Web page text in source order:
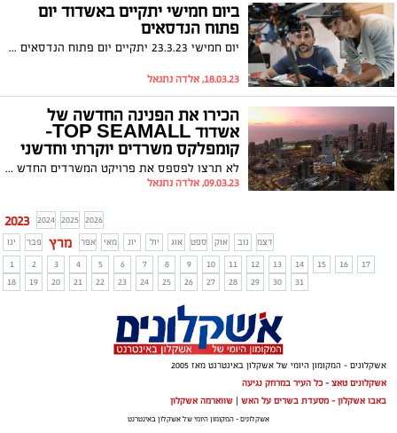
ביום חמישי יתקיים באשדוד יום
פתוח הנדסאים
יום חמישי 23.3.23 יתקיים יום פתוח הנדסאים במכללה למנהל אשדוד למגוון מסלולי לימוד
18.03.23, אלדה נתנאל
הכירו את הפנינה החדשה של
אשדוד TOP SEAMALL-
קומפלקס משרדים יוקרתי וחדשני
עם נוף מרהיב לים
לא תרצו לפספס את פרויקט המשרדים החדש של קניון סימול. קבוצת JTLV בימים אלו החלה את בניית פרויקט TOP SEAMALL היוקרתי פרויקט משרדים להשכרה בלב העיר אשדוד, שמציב סטנדרטים חדשים לנדל"ן בישראל, הכניסה ב2024
09.03.23, אלדה נתנאל
2023 2024 2025 2026
ינו
פבר מרץ אפר מאי יונ יול אוג ספט אוק נוב
דצמ
1
2 3 4 5 6 7 8 9 10 11 12 13 14 15 16
17
18
19 20 21 22 23 24 25 26 27 28 29 30 31
אשקלונים - המקומון היומי של אשקלון באינטרנט מאז 2005
אשקלונים טאצ - כל העיר במרחק נגיעה
באבו אשקלון - מסעדת בשרים על האש | שווארמה אשקלון
אשקלונים - המקומון היומי של אשקלון באינטרנט